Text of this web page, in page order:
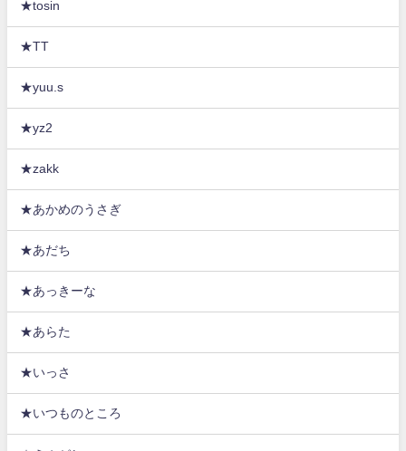
★tosin
★TT
★yuu.s
★yz2
★zakk
★あかめのうさぎ
★あだち
★あっきーな
★あらた
★いっさ
★いつものところ